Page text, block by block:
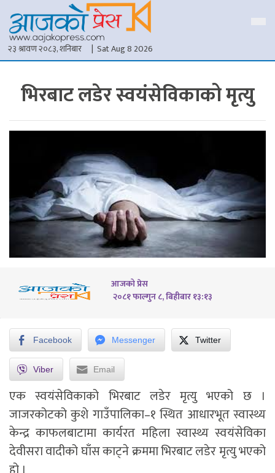
२३ श्रावण २०८३, शनिबार | Sat Aug 8 2026
भिरबाट लडेर स्वयंसेविकाको मृत्यु
आजको प्रेस
२०८१ फाल्गुन ८, बिहीबार १३:१३
Facebook Messenger Twitter
Viber Email
एक स्वयंसेविकाको भिरबाट लडेर मृत्यु भएको छ ।
जाजरकोटको कुशे गाउँपालिका–१ स्थित आधारभूत स्वास्थ्य
केन्द्र काफलबाटामा कार्यरत महिला स्वास्थ्य स्वयंसेविका
देवीसरा वादीको घाँस काट्ने क्रममा भिरबाट लडेर मृत्यु भएको